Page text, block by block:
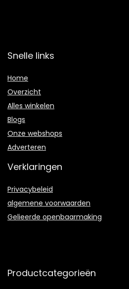
Snelle links
Home
Overzicht
Alles winkelen
Blogs
Onze webshops
Adverteren
Verklaringen
Privacybeleid
algemene voorwaarden
Gelieerde openbaarmaking
Productcategorieën